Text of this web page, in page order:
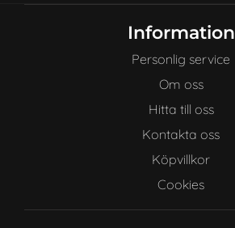
Information
Personlig service
Om oss
Hitta till oss
Kontakta oss
Köpvillkor
Cookies